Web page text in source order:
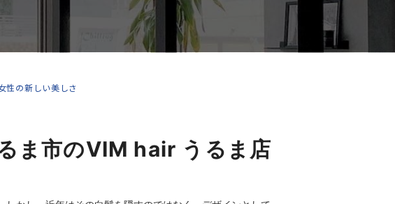
性の新しい美しさ
ま市のVIM hair うるま店